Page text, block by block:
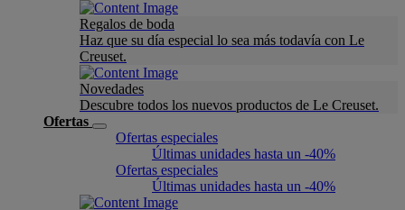
Regalos de boda
Haz que su día especial lo sea más todavía con Le
Creuset.
Novedades
Descubre todos los nuevos productos de Le Creuset.
Ofertas
Ofertas especiales
Últimas unidades hasta un -40%
Ofertas especiales
Últimas unidades hasta un -40%